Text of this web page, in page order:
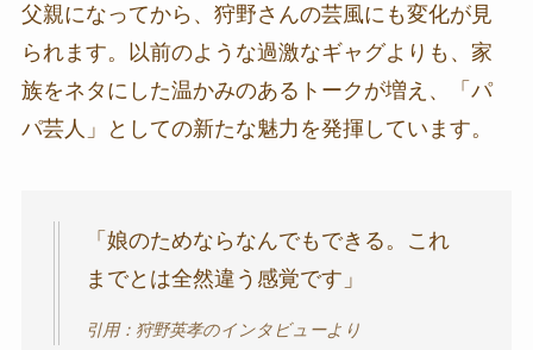
父親になってから、狩野さんの芸風にも変化が見
られます。以前のような過激なギャグよりも、家
族をネタにした温かみのあるトークが増え、「パ
パ芸人」としての新たな魅力を発揮しています。
「娘のためならなんでもできる。これ
までとは全然違う感覚です」
引用：狩野英孝のインタビューより